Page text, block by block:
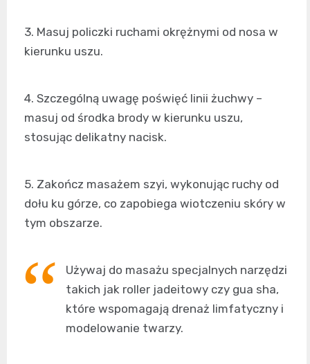
3. Masuj policzki ruchami okrężnymi od nosa w
kierunku uszu.
4. Szczególną uwagę poświęć linii żuchwy –
masuj od środka brody w kierunku uszu,
stosując delikatny nacisk.
5. Zakończ masażem szyi, wykonując ruchy od
dołu ku górze, co zapobiega wiotczeniu skóry w
tym obszarze.
Używaj do masażu specjalnych narzędzi
takich jak roller jadeitowy czy gua sha,
które wspomagają drenaż limfatyczny i
modelowanie twarzy.